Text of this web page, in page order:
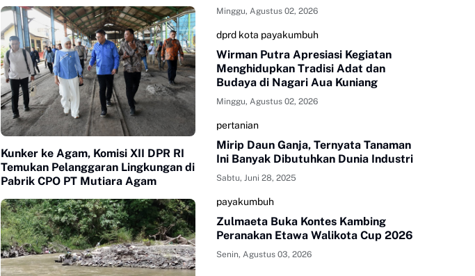
Kunker ke Agam, Komisi XII DPR RI
Temukan Pelanggaran Lingkungan di
Pabrik CPO PT Mutiara Agam
Minggu, Agustus 02, 2026
dprd kota payakumbuh
Wirman Putra Apresiasi Kegiatan
Menghidupkan Tradisi Adat dan
Budaya di Nagari Aua Kuniang
Minggu, Agustus 02, 2026
pertanian
Mirip Daun Ganja, Ternyata Tanaman
Ini Banyak Dibutuhkan Dunia Industri
Sabtu, Juni 28, 2025
payakumbuh
Zulmaeta Buka Kontes Kambing
Peranakan Etawa Walikota Cup 2026
Senin, Agustus 03, 2026